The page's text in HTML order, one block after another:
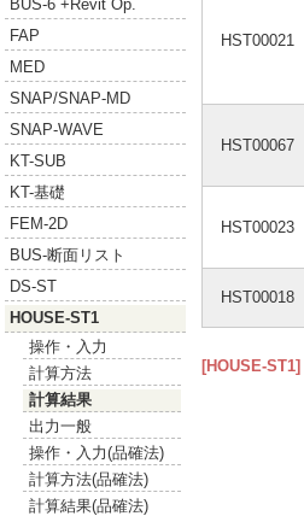
BUS-6 +Revit Op.
FAP
MED
SNAP/SNAP-MD
SNAP-WAVE
KT-SUB
KT-基礎
FEM-2D
BUS-断面リスト
DS-ST
HOUSE-ST1
操作・入力
計算方法
計算結果
出力一般
操作・入力(品確法)
計算方法(品確法)
計算結果(品確法)
HST00021
HST00067
HST00023
HST00018
[HOUSE-ST1]